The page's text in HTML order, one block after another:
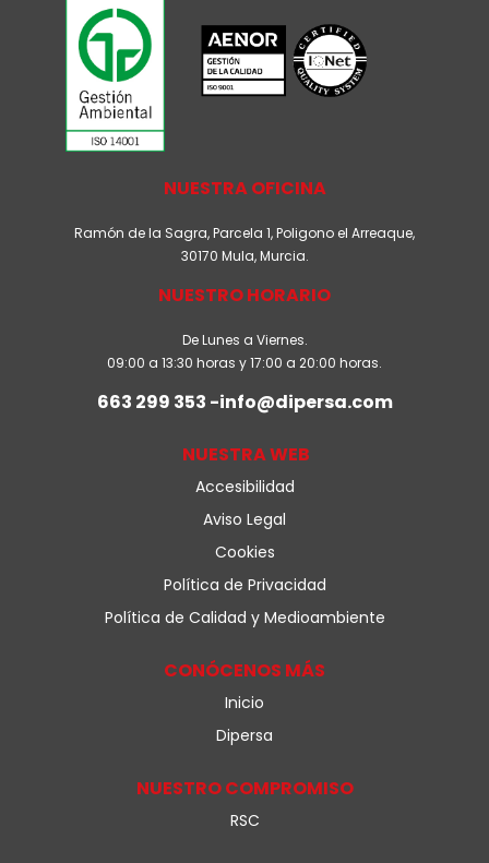
NUESTRA OFICINA
Ramón de la Sagra, Parcela 1, Poligono el Arreaque,
30170 Mula, Murcia.
NUESTRO HORARIO
De Lunes a Viernes.
09:00 a 13:30 horas y 17:00 a 20:00 horas.
663 299 353 -info@dipersa.com
NUESTRA WEB
Accesibilidad
Aviso Legal
Cookies
Política de Privacidad
Política de Calidad y Medioambiente
CONÓCENOS MÁS
Inicio
Dipersa
NUESTRO COMPROMISO
RSC